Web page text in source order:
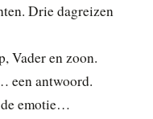
Drie dagreizen
Vader en zoon.
een antwoord.
emotie…